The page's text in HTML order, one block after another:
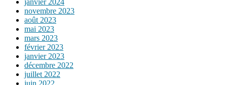
novembre 2023
août 2023
mai 2023
mars 2023
février 2023
janvier 2023
décembre 2022
juillet 2022
juin 2022